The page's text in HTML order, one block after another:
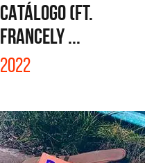
CATÁLOGO (FT.
FRANCELY ...
2022